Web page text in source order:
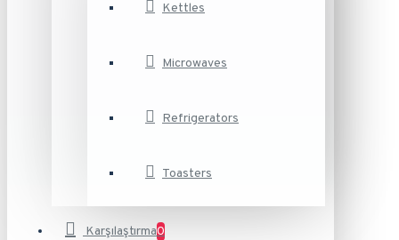
Kettles
Microwaves
Refrigerators
Toasters
Karşılaştırma0